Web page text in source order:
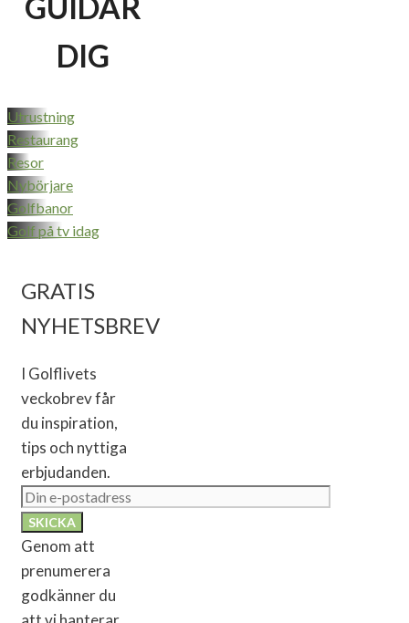
DIG
Utrustning
Restaurang
Resor
Nybörjare
Golfbanor
Golf på tv idag
GRATIS
NYHETSBREV
I Golflivets
veckobrev får
du inspiration,
tips och nyttiga
erbjudanden.
Genom att
prenumerera
godkänner du